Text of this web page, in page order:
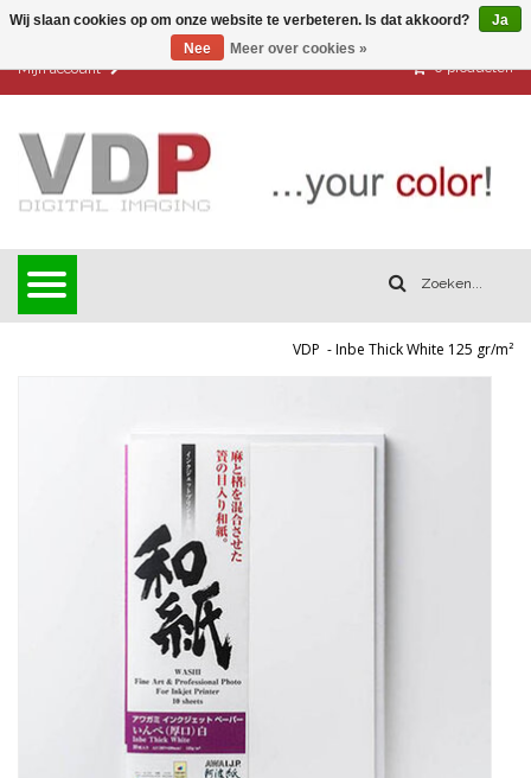
Mijn account 0 producten
VDP -Inbe Thick White 125 gr/m²
Wij slaan cookies op om onze website te verbeteren. Is dat akkoord?
Ja
Nee
Meer over cookies »